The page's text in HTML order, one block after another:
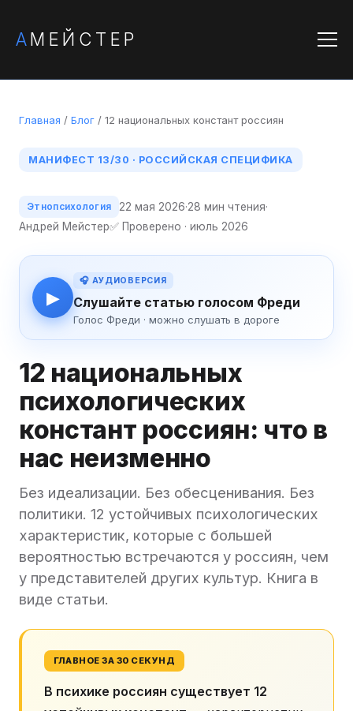
АМЕЙСТЕР
Главная / Блог / 12 национальных констант россиян
МАНИФЕСТ 13/30 · РОССИЙСКАЯ СПЕЦИФИКА
Этнопсихология 22 мая 2026·28 мин чтения·
Андрей Мейстер✅ Проверено · июль 2026
▶
🎧 АУДИОВЕРСИЯ
Слушайте статью голосом Фреди
Голос Фреди · можно слушать в дороге
12 национальных
психологических
констант россиян: что в
нас неизменно
Без идеализации. Без обесценивания. Без
политики. 12 устойчивых психологических
характеристик, которые с большей
вероятностью встречаются у россиян, чем
у представителей других культур. Книга в
виде статьи.
ГЛАВНОЕ ЗА 30 СЕКУНД
В психике россиян существует 12